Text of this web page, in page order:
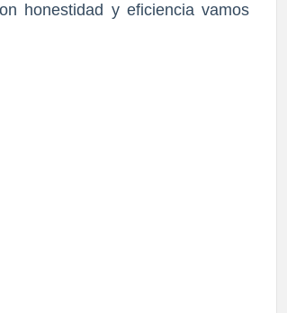
honestidad y eficiencia vamos